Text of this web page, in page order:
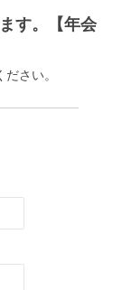
す。【年会
さい。